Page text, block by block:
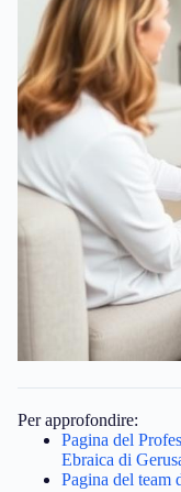
Per approfondire:
Pagina del
Ebraica di
Pagina del team